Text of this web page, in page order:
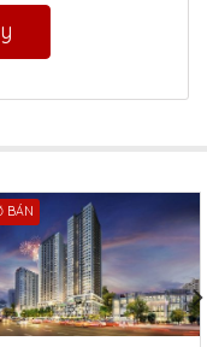
BÁN